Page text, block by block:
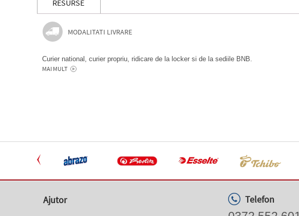
RESURSE
MODALITATI LIVRARE
Curier national, curier propriu, ridicare de la locker si de la sediile BNB.
MAI MULT
Ajutor Telefon